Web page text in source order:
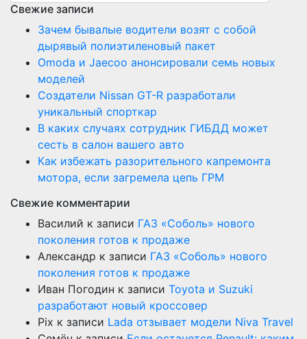
Свежие записи
Зачем бывалые водители возят с собой
дырявый полиэтиленовый пакет
Оmoda и Jaecoo анонсировали семь новых
моделей
Создатели Nissan GT-R разработали
уникальный спорткар
В каких случаях сотрудник ГИБДД может
сесть в салон вашего авто
Как избежать разорительного капремонта
мотора, если загремела цепь ГРМ
Свежие комментарии
Василий к записи ГАЗ «Соболь» нового
поколения готов к продаже
Александр к записи ГАЗ «Соболь» нового
поколения готов к продаже
Иван Погодин к записи Toyota и Suzuki
разработают новый кроссовер
Pix к записи Lada отзывает модели Niva Travel